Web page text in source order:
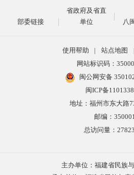
部委链接
省政府及省直
单位
八
使用帮助 | 站点地图
网站标识码：
闽公网安备
闽ICP备
地址：福州市东大路
邮编：350001
总访问量：
主办单位：福建省民族